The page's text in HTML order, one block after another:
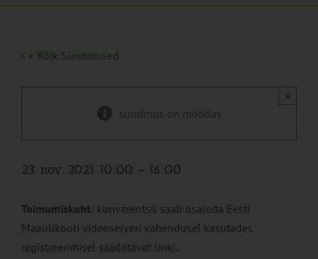
« Kõik Sündmused
sündmus on möödas
×
23. nov. 2021 10:00 - 16:00
Toimumiskoht: konverentsil saab osaleda Eesti
Maaülikooli videoserveri vahendusel kasutades
registreerimisel saadetavat linki.